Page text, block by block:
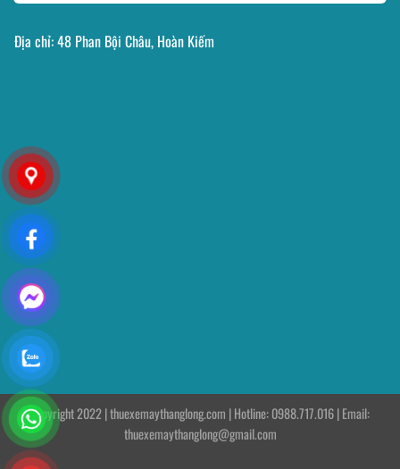
Địa chỉ: 48 Phan Bội Châu, Hoàn Kiếm
Copyright 2022 | thuexemaythanglong.com | Hotline: 0988.717.016 | Email:
thuexemaythanglong@gmail.com